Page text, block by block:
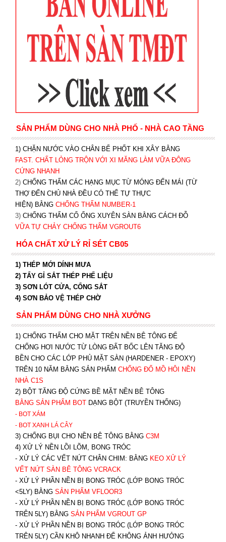
SẢN PHẨM DÙNG CHO NHÀ PHỐ - NHÀ CAO TẦNG
1) CHẶN NƯỚC VÀO CHÂN BỂ PHỐT KHI XÂY BẰNG
FAST. CHẤT LỎNG TRỘN VỚI XI MĂNG LÀM VỮA ĐÔNG
CỨNG NHANH
2) CHỐNG THẤM CÁC HẠNG MỤC TỪ MÓNG ĐẾN MÁI (TỪ
THỢ ĐẾN CHỦ NHÀ ĐỀU CÓ THỂ TỰ THỰC
HIỆN) BẰNG CHỐNG THẤM NUMBER-1
3) CHỐNG THẤM CỔ ỐNG XUYÊN SÀN BẰNG CÁCH ĐỖ
VỮA TỰ CHẢY CHỐNG THẤM VGROUT6
HÓA CHẤT XỬ LÝ RỈ SÉT CB05
1) THÉP MỚI DÍNH MƯA
2) TẨY GỈ SẮT THÉP PHẾ LIỆU
3) SƠN LÓT CỬA, CỔNG SẮT
4) SƠN BẢO VỆ THÉP CHỜ
SẢN PHẨM DÙNG CHO NHÀ XƯỞNG
1) CHỐNG THẤM CHO MẶT TRÊN NỀN BÊ TÔNG ĐỂ
CHỐNG HƠI NƯỚC TỪ LÒNG ĐẤT BỐC LÊN TĂNG ĐỘ
BỀN CHO CÁC LỚP PHỦ MẶT SÀN (HARDENER - EPOXY)
TRÊN 10 NĂM BẰNG SẢN PHẨM CHỐNG ĐỔ MỒ HÔI NỀN
NHÀ C1S
2) BỘT TĂNG ĐỘ CỨNG BỀ MẶT NỀN BÊ TÔNG
BẰNG SẢN PHẨM BOTDẠNG BỘT (TRUYỀN THỐNG)
- BOT XÁM
- BOT XANH LÁ CÂY
3) CHỐNG BỤI CHO NỀN BÊ TÔNG BẰNG C3M
4) XỬ LÝ NỀN LỒI LÕM, BONG TRÓC
- XỬ LÝ CÁC VẾT NỨT CHÂN CHIM: BẰNG KEO XỬ LÝ
VẾT NỨT SÀN BÊ TÔNG VCRACK
- XỬ LÝ PHẦN NỀN BỊ BONG TRÓC (LỚP BONG TRÓC
<5LY) BẰNG SẢN PHẨM VFLOOR3
- XỬ LÝ PHẦN NỀN BỊ BONG TRÓC (LỚP BONG TRÓC
TRÊN 5LY) BẰNG SẢN PHẨM VGROUT GP
- XỬ LÝ PHẦN NỀN BỊ BONG TRÓC (LỚP BONG TRÓC
TRÊN 5LY) CẦN KHÔ NHANH ĐỂ KHÔNG ẢNH HƯỞNG